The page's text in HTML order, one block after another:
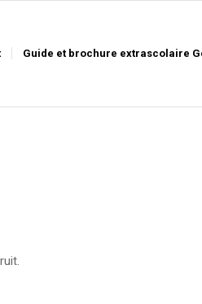
Guide et brochure extrascolaire